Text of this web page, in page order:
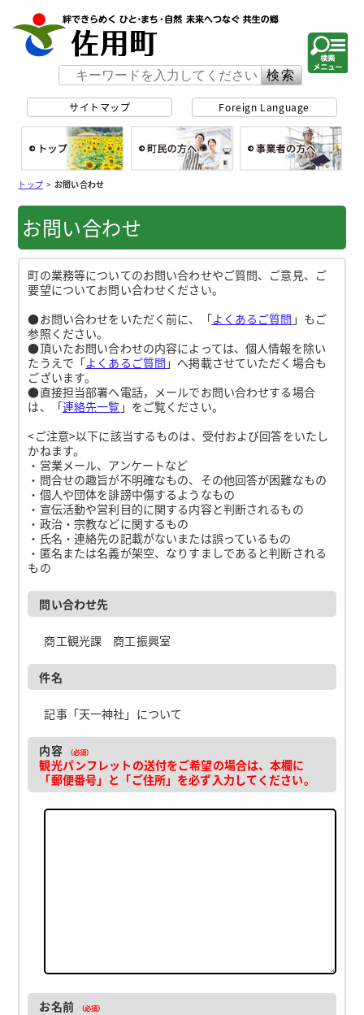
サイトマップ Foreign Language
トップ>お問い合わせ
お問い合わせ
町の業務等についてのお問い合わせやご質問、ご意見、ご
要望についてお問い合わせください。
●お問い合わせをいただく前に、「よくあるご質問 」もご
参照ください。
●頂いたお問い合わせの内容によっては、個人情報を除い
たうえで「よくあるご質問 」へ掲載させていただく場合も
ございます。
●直接担当部署へ電話，メールでお問い合わせする場合
は、「連絡先一覧 」をご覧ください。
<ご注意>以下に該当するものは、受付および回答をいたし
かねます。
・営業メール、アンケートなど
・問合せの趣旨が不明確なもの、その他回答が困難なもの
・個人や団体を誹謗中傷するようなもの
・宣伝活動や営利目的に関する内容と判断されるもの
・政治・宗教などに関するもの
・氏名・連絡先の記載がないまたは誤っているもの
・匿名または名義が架空、なりすましであると判断される
もの
問い合わせ先
商工観光課 商工振興室
件名
記事「天一神社」について
内容 （必須）
観光パンフレットの送付をご希望の場合は、本欄に
「郵便番号」と「ご住所」を必ず入力してください。
お名前 （必須）